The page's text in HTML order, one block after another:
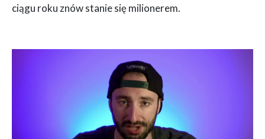
ciągu roku znów stanie się milionerem.